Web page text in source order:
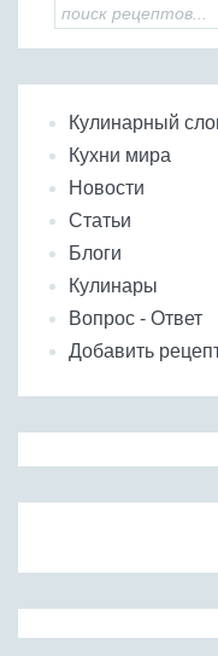
Кулинарный
Кухни мира
Новости
Статьи
Блоги
Кулинары
Вопрос - Ответ
Добавить